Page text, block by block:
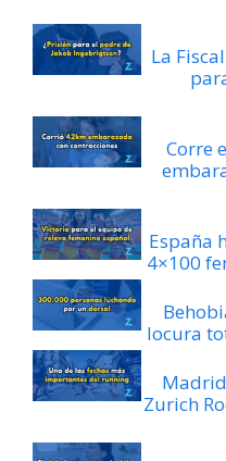
La
Corre
España
4×100
locura
Zurich